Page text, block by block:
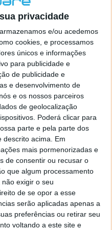
privacidade
armazenamos e/ou acedemos
cookies, e processamos
únicos e informações
para publicidade e
de publicidade e
e desenvolvimento de
e os nossos parceiros
de geolocalização
Poderá clicar para
parte e pela parte dos
descrito acima. Em
mais pormenorizadas e
de consentir ou recusar o
que algum processamento
exigir o seu
de se opor a esse
serão aplicadas apenas a
preferências ou retirar seu
voltando a este site e
a comecar a desesperar, ate ja
tentativa de forçar o uso do
te lembres de outra dica fico
obrigado a mesma
de 2005 às 01:39
Seja como for segue por mail
de 2005 às 11:21
falei. Faz da seguinte maneira,
janela com o botão direito do
no separador Menu ‘Iniciar’
aí encontrarás no separador
o Browser com que queres